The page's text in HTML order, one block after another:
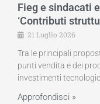
Fieg e sindacati
‘Contributi
21 Luglio 2026
Tra le principali
punti vendita e dei
investimenti
Approfondisci »